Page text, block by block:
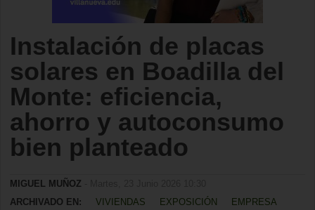
Instalación de placas
solares en Boadilla del
Monte: eficiencia,
ahorro y autoconsumo
bien planteado
MIGUEL MUÑOZ
ARCHIVADO EN:
VIVIENDAS EXPOSICIÓN
EMPRESA